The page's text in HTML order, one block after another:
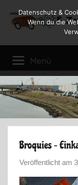
Inhalt
Reiseblog
Leben
im
Wohnmobil
Menü
Broquies –
Veröffentlicht am
Datenschutz &
Wenn du die